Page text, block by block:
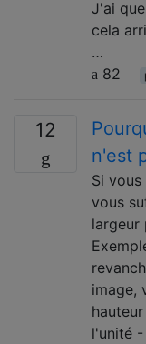
J'ai
cela
…
82
12
n'est
Si
vous
largeur
image,
l'unité